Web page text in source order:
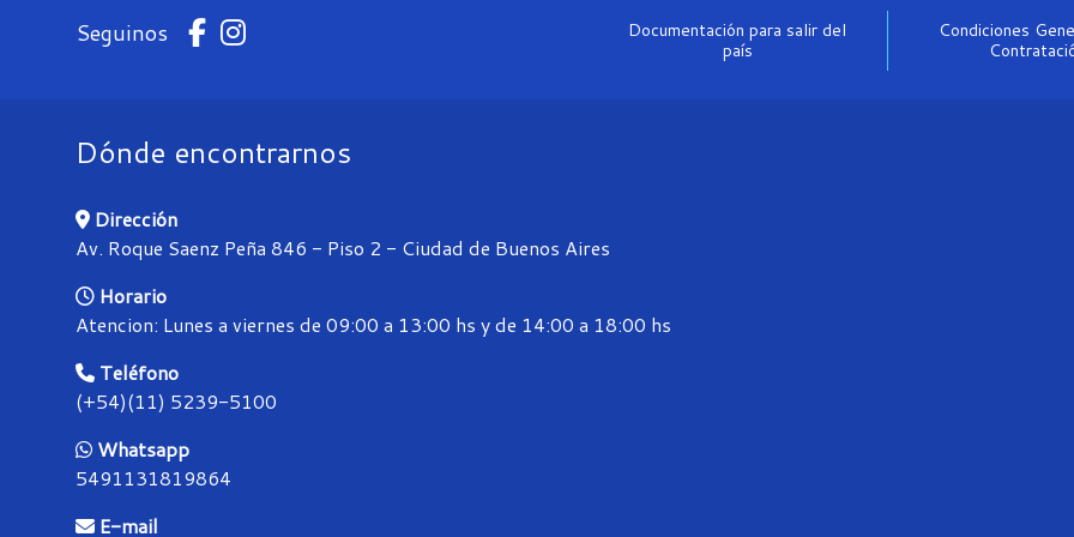
Seguinos
Documentación para salir del
país
Condiciones
Dónde encontrarnos
Dirección
Av. Roque Saenz Peña 846 - Piso 2 - Ciudad de Buenos Aires
Horario
Atencion: Lunes a viernes de 09:00 a 13:00 hs y de 14:00 a 18:00 hs
Teléfono
(+54)(11) 5239-5100
Whatsapp
5491131819864
E-mail